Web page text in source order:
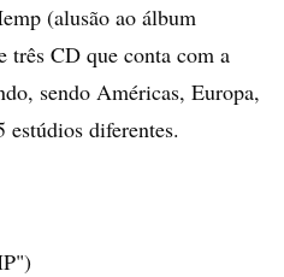
(alusão ao álbum
três CD que conta com a
sendo Américas, Europa,
diferentes.